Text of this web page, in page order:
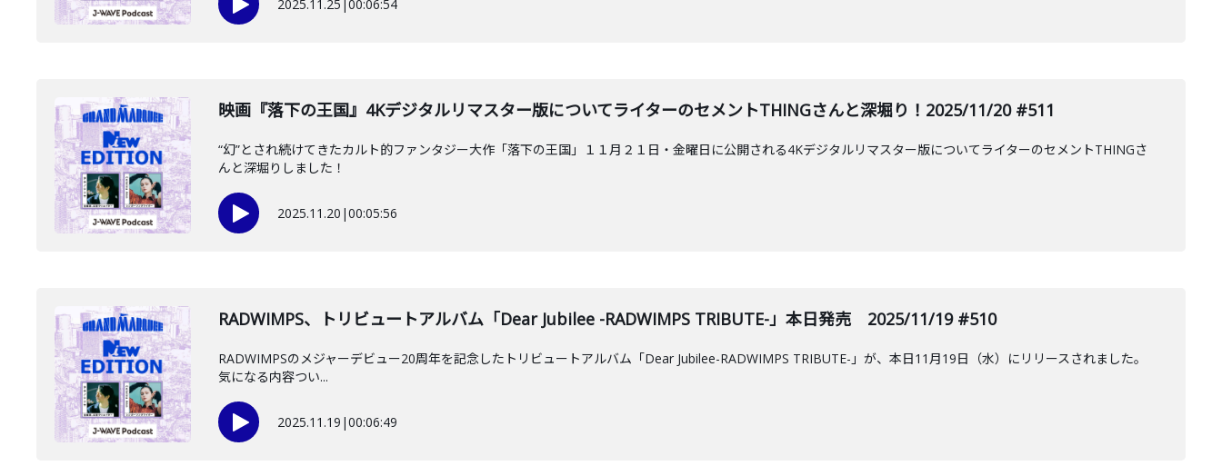
2025.11.25 |00:06:54
映画『落下の王国』4Kデジタルリマスター版についてライターのセメントTHINGさんと深堀り！2025/11/20 #511
“幻”とされ続けてきたカルト的ファンタジー大作「落下の王国」１１月２１日・金曜日に公開される4Kデジタルリマスター版についてライターのセメントTHINGさ
んと深堀りしました！
2025.11.20 |00:05:56
RADWIMPS、トリビュートアルバム「Dear Jubilee -RADWIMPS TRIBUTE-」本日発売 2025/11/19 #510
RADWIMPSのメジャーデビュー20周年を記念したトリビュートアルバム「Dear Jubilee-RADWIMPS TRIBUTE-」が、本日11月19日（水）にリリースされました。
気になる内容つい...
2025.11.19 |00:06:49